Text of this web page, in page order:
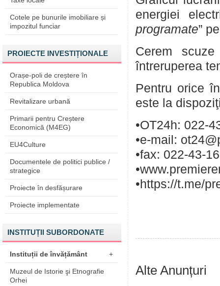
Cotele pe bunurile imobiliare și
impozitul funciar
PROIECTE INVESTIȚIONALE
Orașe-poli de creștere în
Republica Moldova
Revitalizare urbană
Primarii pentru Creștere
Economică (M4EG)
EU4Culture
Documentele de politici publice /
strategice
Proiecte în desfășurare
Proiecte implementate
INSTITUȚII SUBORDONATE
Instituții de învățământ +
Muzeul de Istorie şi Etnografie
Orhei
energiei
programate”
Cerem
întreruperea
Pentru orice
este la
•OT24h: 022-
•e-mail:
•fax: 022-43-
•https://t.me/
Alte Anunțuri